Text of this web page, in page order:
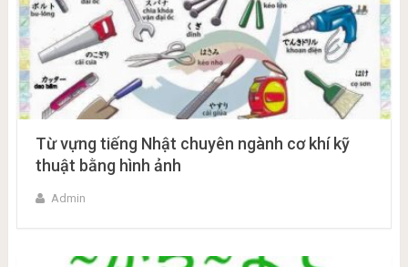
Từ vựng tiếng Nhật chuyên ngành cơ khí kỹ
thuật bằng hình ảnh
Admin